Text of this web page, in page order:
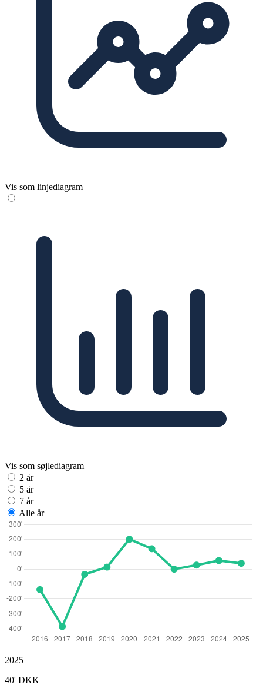
Vis som linjediagram
Vis som søjlediagram
2 år
5 år
7 år
Alle år
2025
40' DKK